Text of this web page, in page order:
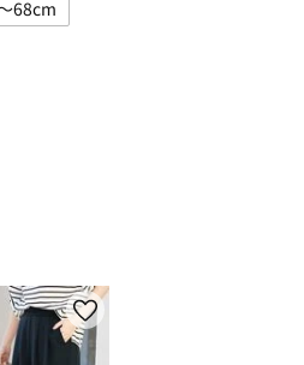
下63～65cm
68cm
イズで絞り込み: 股下66～68cm